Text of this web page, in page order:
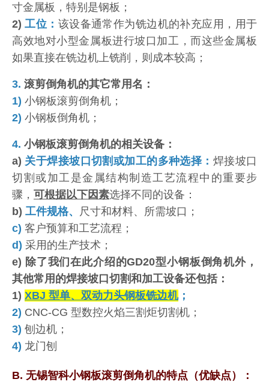
寸金属板，特别是钢板；
2)工位： 该设备通常作为铣边机的补充应用，用于
高效地对小型金属板进行坡口加工，而这些金属板
如果直接在铣边机上铣削，则成本较高；
3. 滚剪倒角机的其它常用名：
1) 小钢板滚剪倒角机；
2) 小钢板倒角机；
4. 小钢板滚剪倒角机的相关设备：
a) 关于焊接坡口切割或加工的多种选择： 焊接坡口
切割或加工是金属结构制造工艺流程中的重要步
骤， 可根据以下因素选择不同的设备：
b) 工件规格、
尺寸和材料、所需坡口；
c) 客户预算和工艺流程；
d) 采用的生产技术；
e) 除了我们在此介绍的GD20型小钢板倒角机外，
其他常用的焊接坡口切割和加工设备还包括：
1) XBJ 型单、双动力头钢板铣边机；
2) CNC-CG 型数控火焰三割炬切割机；
3) 刨边机；
4) 龙门刨
B. 无锡智科小钢板滚剪倒角机的特点（优缺点）：